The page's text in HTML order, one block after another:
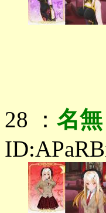
28 ： 名